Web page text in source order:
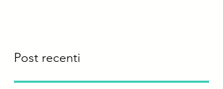
Post recenti